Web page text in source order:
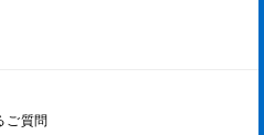
ご質問